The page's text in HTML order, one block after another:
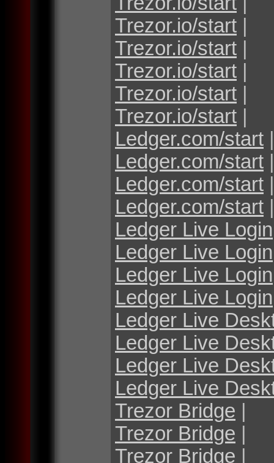
Trezor.io/start |
Trezor.io/start |
Trezor.io/start |
Trezor.io/start |
Trezor.io/start |
Ledger.com/start |
Ledger.com/start |
Ledger.com/start |
Ledger.com/start |
Ledger Live Login
Ledger Live Login
Ledger Live Login
Ledger Live Login
Ledger Live
Ledger Live
Ledger Live
Ledger Live
Trezor Bridge |
Trezor Bridge |
Trezor Bridge |